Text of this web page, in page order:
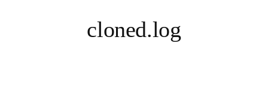
cloned.log